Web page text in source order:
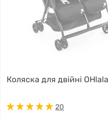
Коляска для двійні
20